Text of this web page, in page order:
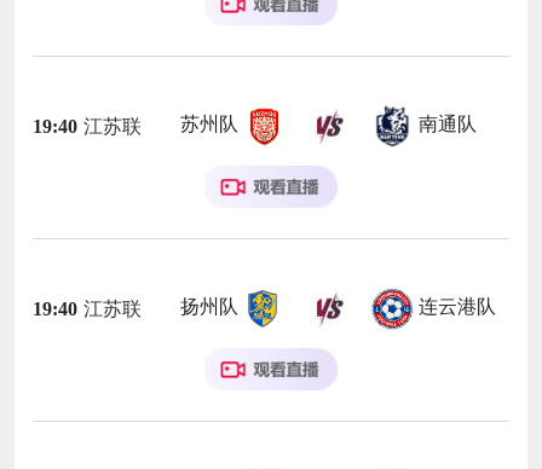
19:40 江苏联 苏州队 南通队
19:40 江苏联 扬州队 连云港队